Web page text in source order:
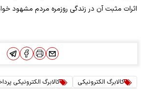
اثرات مثبت آن در زندگی روزمره مردم مشهود
کالابرگ الکترونیکی
کالابرگ الکترونیکی